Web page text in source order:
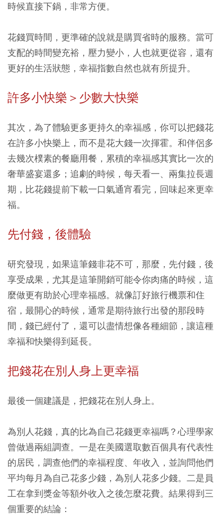
時候直接下鍋，非常方便。
花錢買時間，更準確的說就是購買省時的服務。當可
支配的時間變充裕，壓力變小，人也就更從容，還有
更好的生活狀態，幸福指數自然也就有所提升。
許多小快樂＞少數大快樂
其次，為了體驗更多更持久的幸福感，你可以把錢花
在許多小快樂上，而不是花大錢一次揮霍。和伴侶多
去幾次樸素的餐廳用餐，累積的幸福感其實比一次的
奢華盛宴還多；追劇的時候，每天看一、兩集拉長週
期，比花錢提前下載一口氣通宵看完，回味起來更幸
福。
先付錢，後體驗
研究發現，如果這筆錢非花不可，那麼，先付錢，後
享受成果，尤其是這筆開銷可能令你肉痛的時候，這
麼做更有助於心理幸福感。就像訂好旅行機票和住
宿，最開心的時候，通常是期待旅行出發的那段時
間，錢已經付了，還可以盡情想像各種細節，讓這種
幸福和快樂得到延長。
把錢花在別人身上更幸福
最後一個建議是，把錢花在別人身上。
為別人花錢，真的比為自己花錢更幸福嗎？心理學家
曾做過兩組調查。一是在美國選取數百個具有代表性
的居民，調查他們的幸福程度、年收入，並詢問他們
平均每月為自己花多少錢，為別人花多少錢。二是員
工在拿到獎金等額外收入之後怎麼花費。結果得到三
個重要的結論：